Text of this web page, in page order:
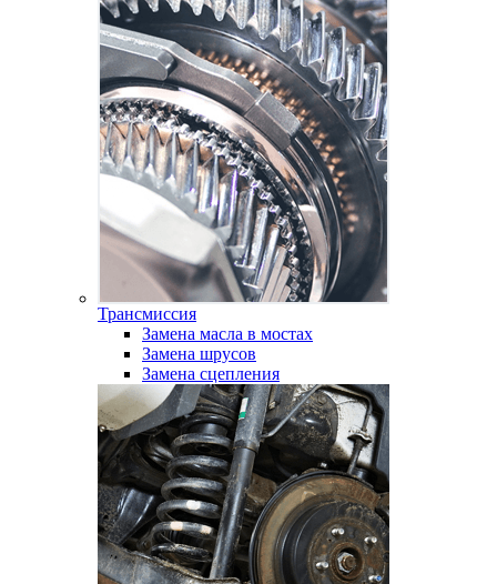
Трансмиссия
Замена масла в мостах
Замена шрусов
Замена сцепления